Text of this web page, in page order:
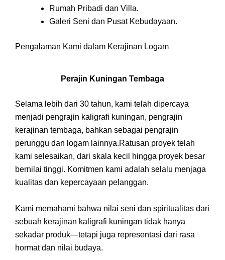
Rumah Pribadi dan Villa.
Galeri Seni dan Pusat Kebudayaan.
Pengalaman Kami dalam Kerajinan Logam
Perajin Kuningan Tembaga
Selama lebih dari 30 tahun, kami telah dipercaya
menjadi pengrajin kaligrafi kuningan, pengrajin
kerajinan tembaga, bahkan sebagai pengrajin
perunggu dan logam lainnya.Ratusan proyek telah
kami selesaikan, dari skala kecil hingga proyek besar
bernilai tinggi. Komitmen kami adalah selalu menjaga
kualitas dan kepercayaan pelanggan.
Kami memahami bahwa nilai seni dan spiritualitas dari
sebuah kerajinan kaligrafi kuningan tidak hanya
sekadar produk—tetapi juga representasi dari rasa
hormat dan nilai budaya.